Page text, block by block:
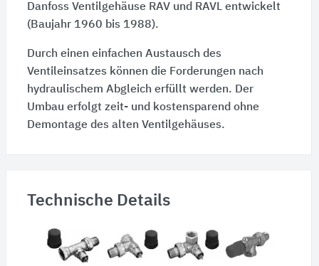
Danfoss Ventilgehäuse RAV und RAVL entwickelt
(Baujahr 1960 bis 1988).
Durch einen einfachen Austausch des
Ventileinsatzes können die Forderungen nach
hydraulischem Abgleich erfüllt werden. Der
Umbau erfolgt zeit- und kostensparend ohne
Demontage des alten Ventilgehäuses.
Technische Details